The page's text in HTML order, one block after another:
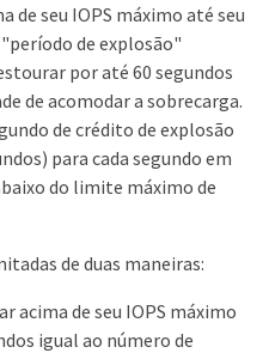
de seu IOPS máximo até seu
de explosão"
por até 60 segundos
de acomodar a sobrecarga.
de crédito de explosão
para cada segundo em
do limite máximo de
de duas maneiras:
acima de seu IOPS máximo
igual ao número de